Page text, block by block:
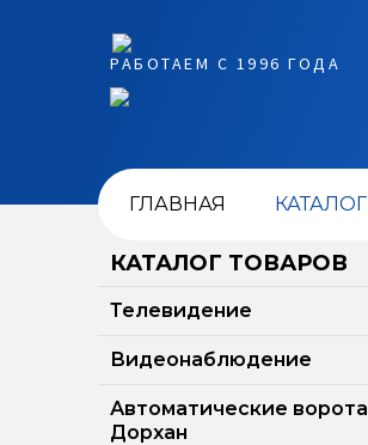
РАБОТАЕМ С 1996 ГОДА
ГЛАВНАЯ КАТАЛОГ
КАТАЛОГ ТОВАРОВ
Телевидение
Видеонаблюдение
Автоматические ворота
Дорхан